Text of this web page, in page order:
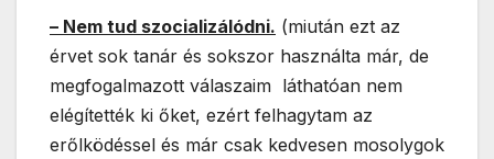
– Nem tud szocializálódni. (miután ezt az
érvet sok tanár és sokszor használta már, de
megfogalmazott válaszaim láthatóan nem
elégítették ki őket, ezért felhagytam az
erőlködéssel és már csak kedvesen mosolygok